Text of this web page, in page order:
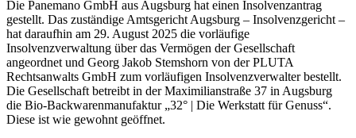
Die Panemano GmbH aus Augsburg hat einen Insolvenzantrag
gestellt. Das zuständige Amtsgericht Augsburg – Insolvenzgericht –
hat daraufhin am 29. August 2025 die vorläufige
Insolvenzverwaltung über das Vermögen der Gesellschaft
angeordnet und Georg Jakob Stemshorn von der PLUTA
Rechtsanwalts GmbH zum vorläufigen Insolvenzverwalter bestellt.
Die Gesellschaft betreibt in der Maximilianstraße 37 in Augsburg
die Bio-Backwarenmanufaktur „32° | Die Werkstatt für Genuss“.
Diese ist wie gewohnt geöffnet.